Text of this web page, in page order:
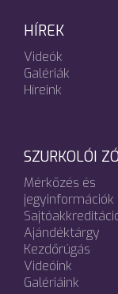
HÍREK
Videók
Galériák
Híreink
SZURKOLÓI
Mérkőzés és
jegyinformációk
Ajándéktárgy
Kezdőrúgás
Videóink
Galériáink